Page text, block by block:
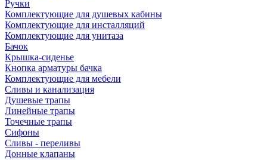
Ручки
Комплектующие для душевых кабины
Комплектующие для инсталляций
Комплектующие для унитаза
Бачок
Крышка-сиденье
Кнопка арматуры бачка
Комплектующие для мебели
Сливы и канализация
Душевые трапы
Линейные трапы
Точечные трапы
Сифоны
Сливы - переливы
Донные клапаны